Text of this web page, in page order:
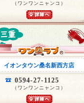
（ワンワンニャンコ）
イオンタウン桑名新西方店
0594-27-1125
（ワンワンニャンコ）